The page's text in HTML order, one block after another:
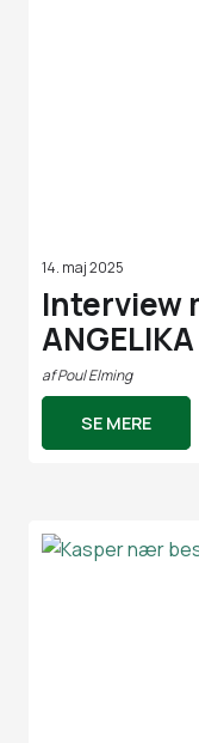
14. maj 2025
Interview
afPoul Elming
SE MERE